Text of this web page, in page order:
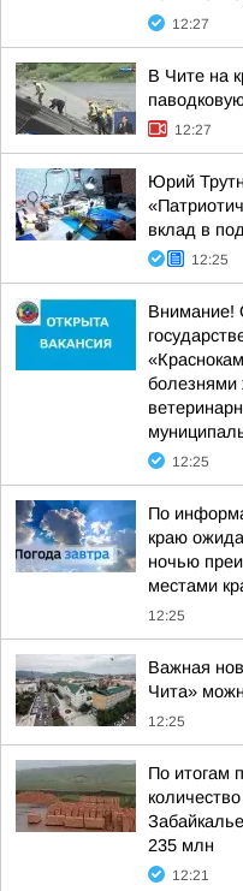
12:27
В Чите на
12:27
Юрий
вклад в
12:25
Внимание!
болезнями
12:25
По
краю
ночью
местами
12:25
Важная
Чита»
12:25
По итогам
235 млн
12:21